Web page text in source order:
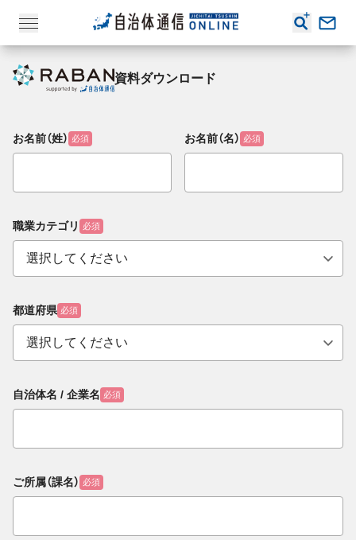
資料ダウンロード
お名前（姓） 必須 お名前（名） 必須
職業カテゴリ 必須
都道府県 必須
自治体名 / 企業名 必須
ご所属（課名） 必須